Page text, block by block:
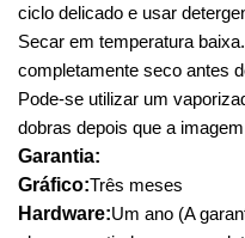
ciclo delicado e usar
Secar em temperatura
completamente seco antes
Pode-se utilizar um
dobras depois que a
Garantia:
Gráfico:Três meses
Hardware:Um ano (A